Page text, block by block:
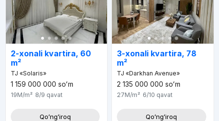
2-xonali kvartira, 60
m²
TJ «Solaris»
1 159 000 000 soʻm
19M/m² 8/9 qavat
Qoʻngʻiroq
3-xonali kvartira, 78
m²
TJ «Darkhan Avenue»
2 135 000 000 soʻm
27M/m² 6/10 qavat
Qoʻngʻiroq